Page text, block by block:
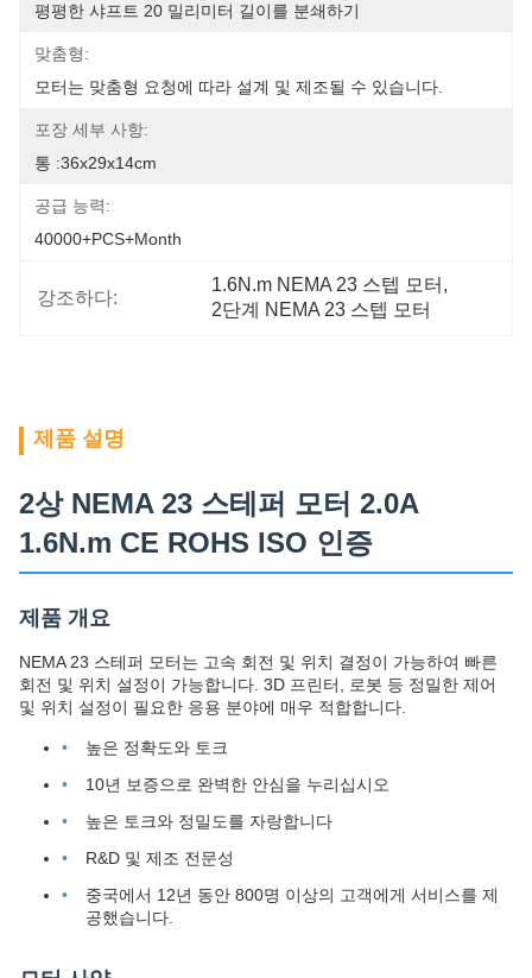
평평한 샤프트 20 밀리미터 길이를 분쇄하기
맞춤형:
모터는 맞춤형 요청에 따라 설계 및 제조될 수 있습니다.
포장 세부 사항:
통 :36x29x14cm
공급 능력:
40000+PCS+Month
강조하다:
1.6N.m NEMA 23 스텝 모터 ,
2단계 NEMA 23 스텝 모터
제품 설명
2상 NEMA 23 스테퍼 모터 2.0A
1.6N.m CE ROHS ISO 인증
제품 개요
NEMA 23 스테퍼 모터는 고속 회전 및 위치 결정이 가능하여 빠른
회전 및 위치 설정이 가능합니다. 3D 프린터, 로봇 등 정밀한 제어
및 위치 설정이 필요한 응용 분야에 매우 적합합니다.
높은 정확도와 토크
10년 보증으로 완벽한 안심을 누리십시오
높은 토크와 정밀도를 자랑합니다
R&D 및 제조 전문성
중국에서 12년 동안 800명 이상의 고객에게 서비스를 제
공했습니다.